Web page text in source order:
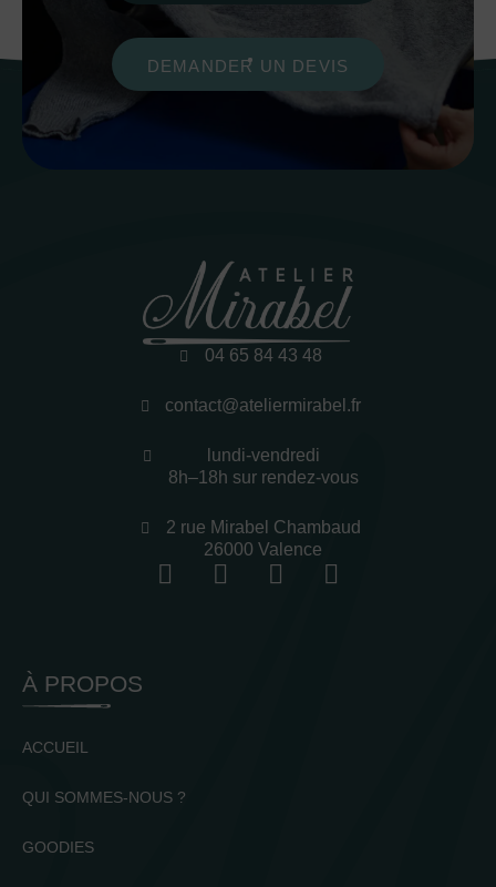
DEMANDER UN DEVIS
04 65 84 43 48
contact@ateliermirabel.fr
lundi-vendredi
8h–18h sur rendez-vous
2 rue Mirabel Chambaud
26000 Valence
À PROPOS
ACCUEIL
QUI SOMMES-NOUS ?
GOODIES